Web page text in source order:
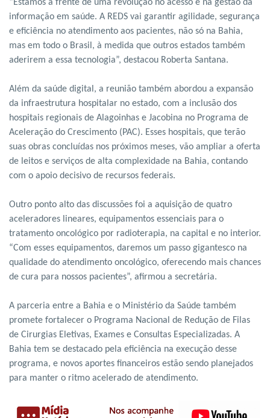
“Estamos à frente de uma revolução no acesso e na gestão da
informação em saúde. A REDS vai garantir agilidade, segurança
e eficiência no atendimento aos pacientes, não só na Bahia,
mas em todo o Brasil, à medida que outros estados também
aderirem a essa tecnologia”, destacou Roberta Santana.
Além da saúde digital, a reunião também abordou a expansão
da infraestrutura hospitalar no estado, com a inclusão dos
hospitais regionais de Alagoinhas e Jacobina no Programa de
Aceleração do Crescimento (PAC). Esses hospitais, que terão
suas obras concluídas nos próximos meses, vão ampliar a oferta
de leitos e serviços de alta complexidade na Bahia, contando
com o apoio decisivo de recursos federais.
Outro ponto alto das discussões foi a aquisição de quatro
aceleradores lineares, equipamentos essenciais para o
tratamento oncológico por radioterapia, na capital e no interior.
“Com esses equipamentos, daremos um passo gigantesco na
qualidade do atendimento oncológico, oferecendo mais chances
de cura para nossos pacientes”, afirmou a secretária.
A parceria entre a Bahia e o Ministério da Saúde também
promete fortalecer o Programa Nacional de Redução de Filas
de Cirurgias Eletivas, Exames e Consultas Especializadas. A
Bahia tem se destacado pela eficiência na execução desse
programa, e novos aportes financeiros estão sendo planejados
para manter o ritmo acelerado de atendimento.